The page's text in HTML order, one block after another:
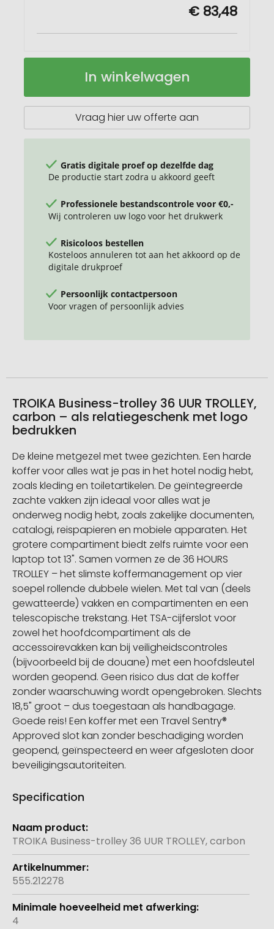
€ 83,48
TROIKA
36
Op
In winkelwagen
Vraag hier uw offerte aan
Gratis digitale proef op dezelfde dag
De productie start zodra u akkoord geeft
Professionele bestandscontrole voor €0,-
Wij controleren uw logo voor het drukwerk
Risicoloos bestellen
Kosteloos annuleren tot aan het akkoord op de
digitale drukproef
Persoonlijk contactpersoon
Voor vragen of persoonlijk advies
TROIKA Business-trolley 36 UUR TROLLEY,
carbon – als relatiegeschenk met logo
bedrukken
De kleine metgezel met twee gezichten. Een harde
koffer voor alles wat je pas in het hotel nodig hebt,
zoals kleding en toiletartikelen. De geïntegreerde
zachte vakken zijn ideaal voor alles wat je
onderweg nodig hebt, zoals zakelijke documenten,
catalogi, reispapieren en mobiele apparaten. Het
grotere compartiment biedt zelfs ruimte voor een
laptop tot 13". Samen vormen ze de 36 HOURS
TROLLEY – het slimste koffermanagement op vier
soepel rollende dubbele wielen. Met tal van (deels
gewatteerde) vakken en compartimenten en een
telescopische trekstang. Het TSA-cijferslot voor
zowel het hoofdcompartiment als de
accessoirevakken kan bij veiligheidscontroles
(bijvoorbeeld bij de douane) met een hoofdsleutel
worden geopend. Geen risico dus dat de koffer
zonder waarschuwing wordt opengebroken. Slechts
18,5" groot – dus toegestaan als handbagage.
Goede reis! Een koffer met een Travel Sentry®
Approved slot kan zonder beschadiging worden
geopend, geïnspecteerd en weer afgesloten door
beveiligingsautoriteiten.
Specification
Meer
informatie
TROIKA Business-trolley 36 UUR TROLLEY, carbon
555.212278
4